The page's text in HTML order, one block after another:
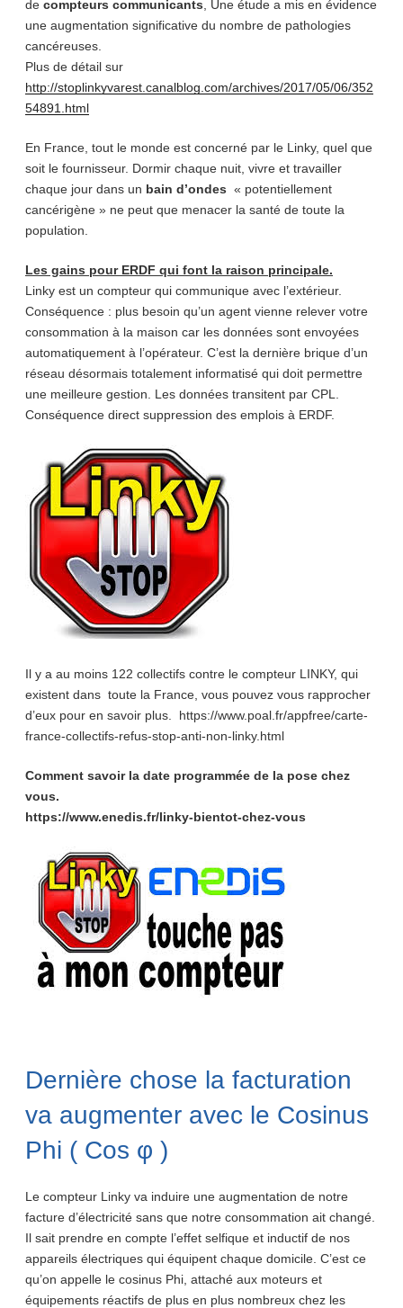
de compteurs communicants , Une étude a mis en évidence
une augmentation significative du nombre de pathologies
cancéreuses.
Plus de détail sur
http://stoplinkyvarest.canalblog.com/archives/2017/05/06/352
54891.html
En France, tout le monde est concerné par le Linky, quel que
soit le fournisseur. Dormir chaque nuit, vivre et travailler
chaque jour dans un bain d’ondes « potentiellement
cancérigène » ne peut que menacer la santé de toute la
population.
Les gains pour ERDF qui font la raison principale.
Linky est un compteur qui communique avec l’extérieur.
Conséquence : plus besoin qu’un agent vienne relever votre
consommation à la maison car les données sont envoyées
automatiquement à l’opérateur. C’est la dernière brique d’un
réseau désormais totalement informatisé qui doit permettre
une meilleure gestion. Les données transitent par CPL.
Conséquence direct suppression des emplois à ERDF.
Il y a au moins 122 collectifs contre le compteur LINKY, qui
existent dans toute la France, vous pouvez vous rapprocher
d’eux pour en savoir plus. https://www.poal.fr/appfree/carte-
france-collectifs-refus-stop-anti-non-linky.html
Comment savoir la date programmée de la pose chez
vous.
https://www.enedis.fr/linky-bientot-chez-vous
Dernière chose la facturation
va augmenter avec le Cosinus
Phi ( Cos φ )
Le compteur Linky va induire une augmentation de notre
facture d’électricité sans que notre consommation ait changé.
Il sait prendre en compte l’effet selfique et inductif de nos
appareils électriques qui équipent chaque domicile. C’est ce
qu’on appelle le cosinus Phi, attaché aux moteurs et
équipements réactifs de plus en plus nombreux chez les